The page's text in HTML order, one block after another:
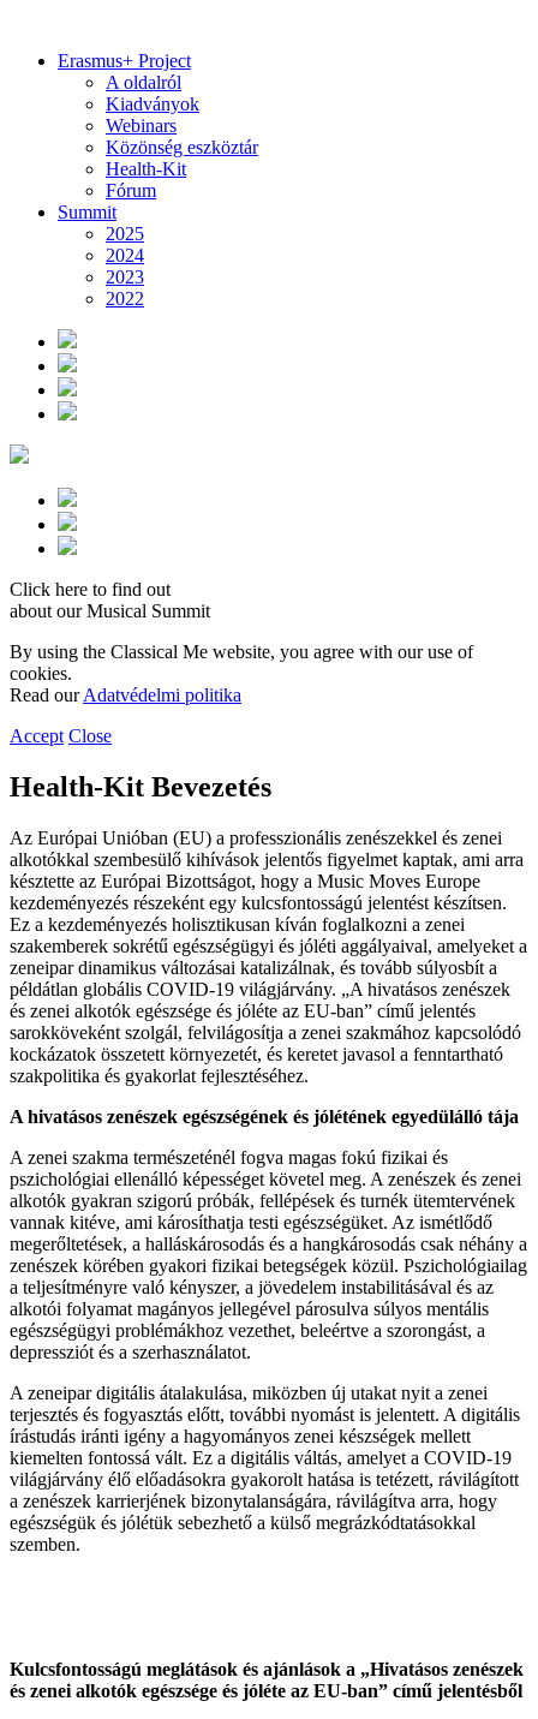
Erasmus+ Project
A oldalról
Kiadványok
Webinars
Közönség eszköztár
Health-Kit
Fórum
Summit
2025
2024
2023
2022
Click here to find out
about our Musical Summit
By using the Classical Me website, you agree with our use of
cookies.
Read ourAdatvédelmi politika
Accept Close
Health-Kit Bevezetés
Az Európai Unióban (EU) a professzionális zenészekkel és zenei
alkotókkal szembesülő kihívások jelentős figyelmet kaptak, ami arra
késztette az Európai Bizottságot, hogy a Music Moves Europe
kezdeményezés részeként egy kulcsfontosságú jelentést készítsen.
Ez a kezdeményezés holisztikusan kíván foglalkozni a zenei
szakemberek sokrétű egészségügyi és jóléti aggályaival, amelyeket a
zeneipar dinamikus változásai katalizálnak, és tovább súlyosbít a
példátlan globális COVID-19 világjárvány. „A hivatásos zenészek
és zenei alkotók egészsége és jóléte az EU-ban” című jelentés
sarokköveként szolgál, felvilágosítja a zenei szakmához kapcsolódó
kockázatok összetett környezetét, és keretet javasol a fenntartható
szakpolitika és gyakorlat fejlesztéséhez.
A hivatásos zenészek egészségének és jólétének egyedülálló tája
A zenei szakma természeténél fogva magas fokú fizikai és
pszichológiai ellenálló képességet követel meg. A zenészek és zenei
alkotók gyakran szigorú próbák, fellépések és turnék ütemtervének
vannak kitéve, ami károsíthatja testi egészségüket. Az ismétlődő
megerőltetések, a halláskárosodás és a hangkárosodás csak néhány a
zenészek körében gyakori fizikai betegségek közül. Pszichológiailag
a teljesítményre való kényszer, a jövedelem instabilitásával és az
alkotói folyamat magányos jellegével párosulva súlyos mentális
egészségügyi problémákhoz vezethet, beleértve a szorongást, a
depressziót és a szerhasználatot.
A zeneipar digitális átalakulása, miközben új utakat nyit a zenei
terjesztés és fogyasztás előtt, további nyomást is jelentett. A digitális
írástudás iránti igény a hagyományos zenei készségek mellett
kiemelten fontossá vált. Ez a digitális váltás, amelyet a COVID-19
világjárvány élő előadásokra gyakorolt ​​hatása is tetézett, rávilágított
a zenészek karrierjének bizonytalanságára, rávilágítva arra, hogy
egészségük és jólétük sebezhető a külső megrázkódtatásokkal
szemben.
Kulcsfontosságú meglátások és ajánlások a „Hivatásos zenészek
és zenei alkotók egészsége és jóléte az EU-ban” című jelentésből